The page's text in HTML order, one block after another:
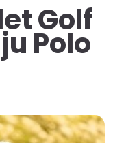
Golf
Polo